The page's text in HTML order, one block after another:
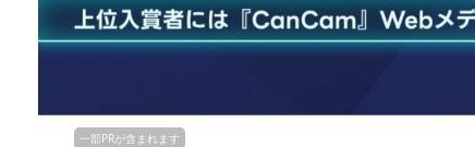
一部PRが含まれます